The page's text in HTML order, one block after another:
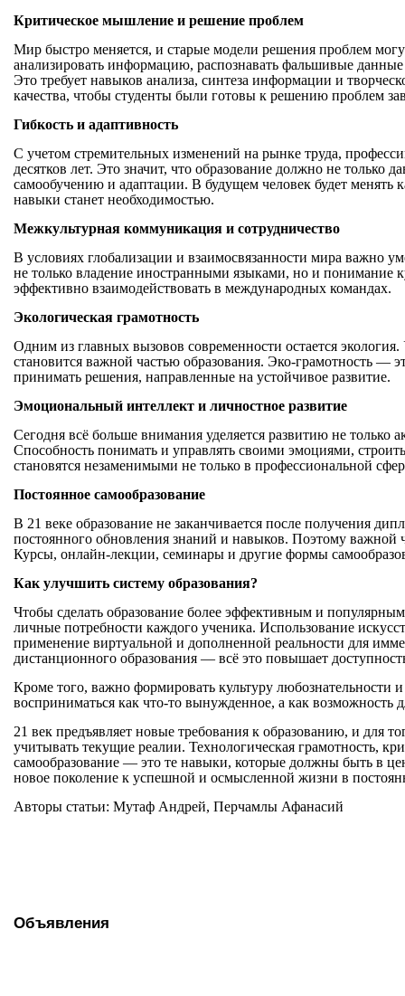
Критическое мышление и решение проблем
Мир быстро меняется, и старые модели решения проблем
анализировать информацию, распознавать фальшивые
Это требует навыков анализа, синтеза информации и
качества, чтобы студенты были готовы к решению проблем
Гибкость и адаптивность
С учетом стремительных изменений на рынке труда,
десятков лет. Это значит, что образование должно не только
самообучению и адаптации. В будущем человек будет менять
навыки станет необходимостью.
Межкультурная коммуникация и сотрудничество
В условиях глобализации и взаимосвязанности мира важно
не только владение иностранными языками, но и понимание
эффективно взаимодействовать в международных командах.
Экологическая грамотность
Одним из главных вызовов современности остается
становится важной частью образования. Эко-грамотность —
принимать решения, направленные на устойчивое развитие.
Эмоциональный интеллект и личностное развитие
Сегодня всё больше внимания уделяется развитию не только
Способность понимать и управлять своими эмоциями,
становятся незаменимыми не только в профессиональной
Постоянное самообразование
В 21 веке образование не заканчивается после получения
постоянного обновления знаний и навыков. Поэтому важной
Курсы, онлайн-лекции, семинары и другие формы
Как улучшить систему образования?
Чтобы сделать образование более эффективным и
личные потребности каждого ученика. Использование
применение виртуальной и дополненной реальности для
дистанционного образования — всё это повышает
Кроме того, важно формировать культуру любознательности
восприниматься как что-то вынужденное, а как возможность
21 век предъявляет новые требования к образованию, и для
учитывать текущие реалии. Технологическая грамотность,
самообразование — это те навыки, которые должны быть в
новое поколение к успешной и осмысленной жизни в
Авторы статьи: Мутаф Андрей, Перчамлы Афанасий
Объявления